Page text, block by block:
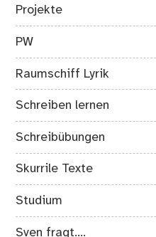
Projekte
PW
Raumschiff Lyrik
Schreiben lernen
Schreibübungen
Skurrile Texte
Studium
Sven fragt….